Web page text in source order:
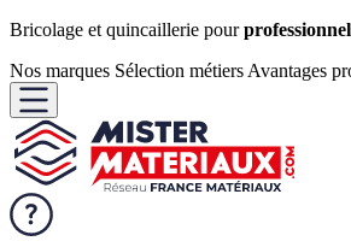
Bricolage et quincaillerie pour
Nos marques Sélection métiers Avantages